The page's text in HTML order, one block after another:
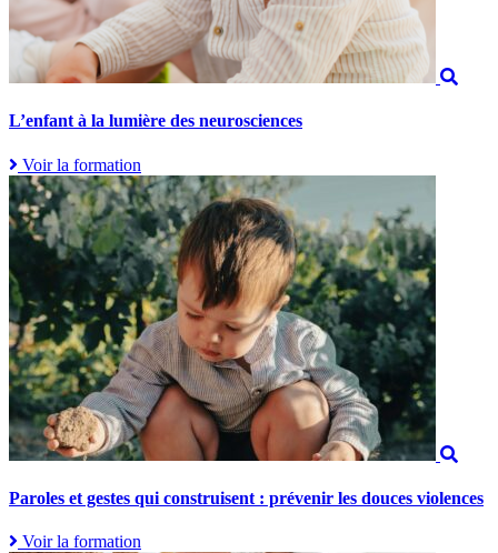
L’enfant à la lumière des neurosciences
Voir la formation
Paroles et gestes qui construisent : prévenir les douces violences
Voir la formation